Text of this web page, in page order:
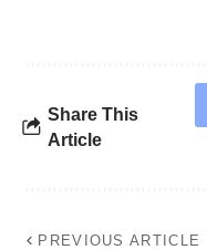
Share This
Article
PREVIOUS ARTICLE